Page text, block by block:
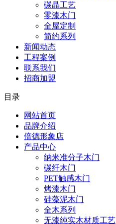
碳晶工艺
零漆木门
全屋定制
简约系列
新闻动态
工程案例
联系我们
招商加盟
目录
网站首页
品牌介绍
倍德形象店
产品中心
纳米准分子木门
碳纤木门
PET触感木门
烤漆木门
硅藻泥木门
全木系列
无漆纯实木材质工艺